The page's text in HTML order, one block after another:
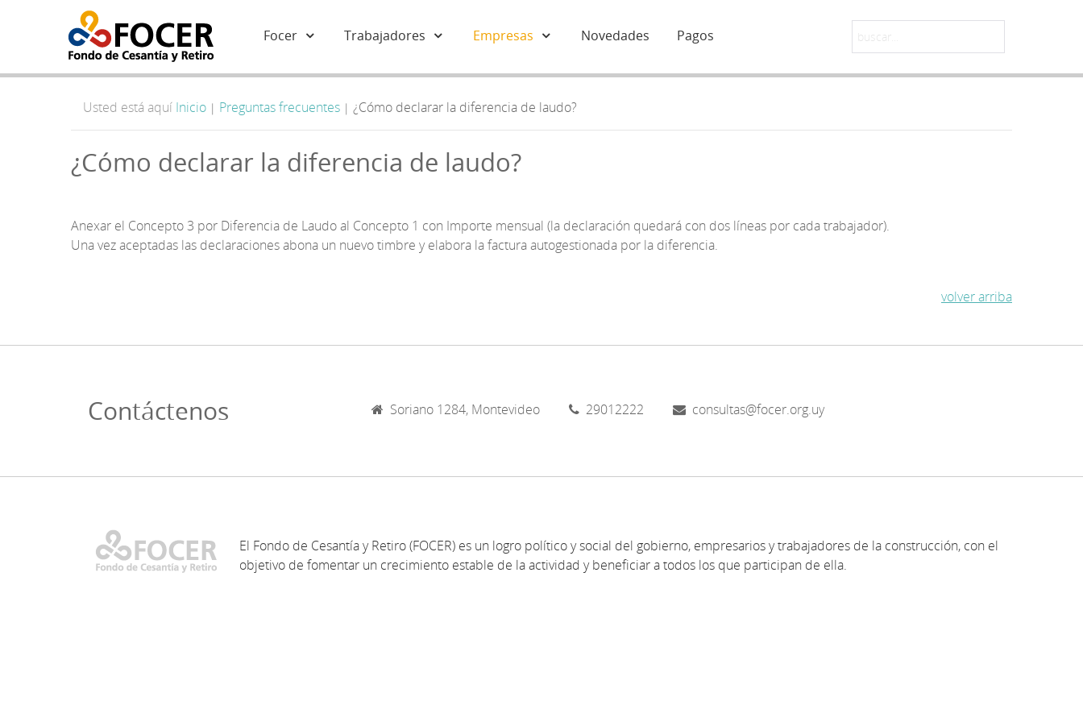
Focer Trabajadores Empresas Novedades Pagos
Usted está aquí Inicio | Preguntas frecuentes | ¿Cómo declarar la diferencia de laudo?
¿Cómo declarar la diferencia de laudo?
Anexar el Concepto 3 por Diferencia de Laudo al Concepto 1 con Importe mensual (la declaración quedará con dos líneas por cada trabajador).
Una vez aceptadas las declaraciones abona un nuevo timbre y elabora la factura autogestionada por la diferencia.
volver arriba
Contáctenos Soriano 1284, Montevideo 29012222 consultas@focer.org.uy
El Fondo de Cesantía y Retiro (FOCER) es un logro político y social del gobierno, empresarios y trabajadores de la construcción, con el
objetivo de fomentar un crecimiento estable de la actividad y beneficiar a todos los que participan de ella.